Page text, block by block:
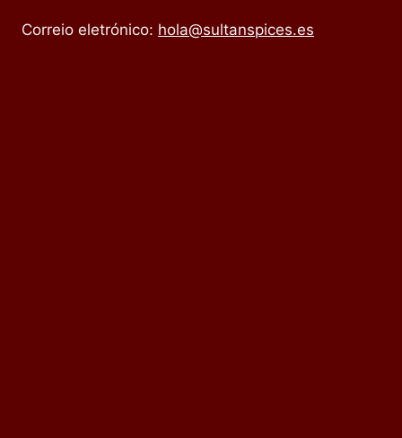
Correio eletrónico: hola@sultanspices.es